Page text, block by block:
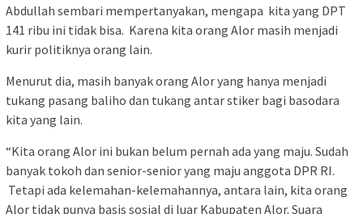
Abdullah sembari mempertanyakan, mengapa kita yang DPT
141 ribu ini tidak bisa. Karena kita orang Alor masih menjadi
kurir politiknya orang lain.
Menurut dia, masih banyak orang Alor yang hanya menjadi
tukang pasang baliho dan tukang antar stiker bagi basodara
kita yang lain.
“Kita orang Alor ini bukan belum pernah ada yang maju. Sudah
banyak tokoh dan senior-senior yang maju anggota DPR RI.
Tetapi ada kelemahan-kelemahannya, antara lain, kita orang
Alor tidak punya basis sosial di luar Kabupaten Alor. Suara